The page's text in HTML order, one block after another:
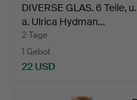
DIVERSE GLAS. 6 Teile, u.
a. Ulrica Hydman…
2 Tage
1 Gebot
22 USD